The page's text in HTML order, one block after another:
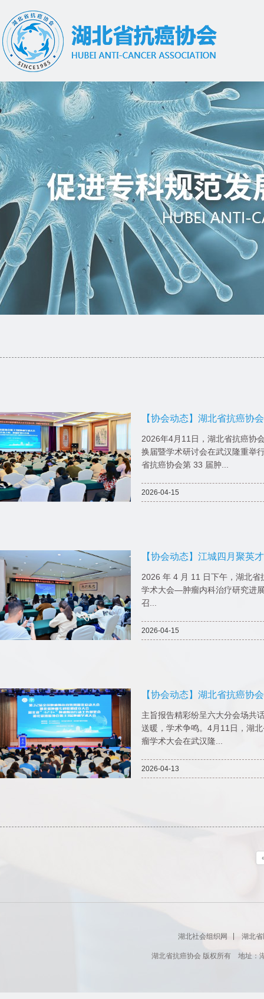
【协会动态】湖北省抗癌协
开
2026年4月11日，湖北省抗癌协
换届暨学术研讨会在武汉隆重举
省抗癌协会第 33 届肿...
2026-04-15
【协会动态】江城四月聚英
2026 年 4 月 11 日下午，湖北省
学术大会—肿瘤内科治疗研究进
召...
2026-04-15
【协会动态】湖北省抗癌协
主旨报告精彩纷呈六大分会场共
送暖，学术争鸣。4月11日，湖
瘤学术大会在武汉隆...
2026-04-13
湖北社会组织网 湖北
湖北省抗癌协会 版权所有 地址：